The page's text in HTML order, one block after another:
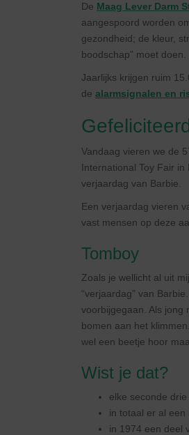
De Maag Lever Darm
aangespoord worden
gezondheid; de kleur,
boodschap” moet doen.
Jaarlijks krijgen ruim
de alarmsignalen en
Vandaag vieren we de
International Toy Fair
verjaardag van Barbie.
Een verjaardag vieren
vast mensen op deze
Tomboy
Zoals je wellicht al uit
“verjaardag” van
voorbijgegaan. Als jong
bomen aan het
wel een beetje hoor
Wist je dat?
elke seconde
in totaal er al
in 1974 een deel